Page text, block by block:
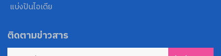
แบ่งปันไอเดีย
ติดตามข่าวสาร